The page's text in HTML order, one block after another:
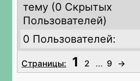
тему (0 Скрытых
Пользователей)
0 Пользователей:
Страницы: 1 2 ... 9 →